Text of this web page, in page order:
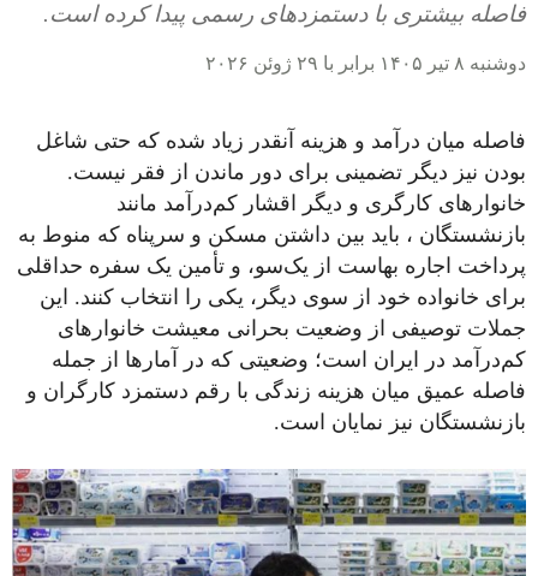
فاصله بیشتری با دستمزدهای رسمی پیدا کرده است.
دوشنبه ۸ تیر ۱۴۰۵ برابر با ۲۹ ژوئن ۲۰۲۶
فاصله میان درآمد و هزینه آنقدر زیاد شده که حتی شاغل
بودن نیز دیگر تضمینی برای دور ماندن از فقر نیست.
خانوارهای کارگری و دیگر اقشار کم‌درآمد مانند
بازنشستگان ، باید بین داشتن مسکن و سرپناه که منوط به
پرداخت اجاره بهاست از یک‌سو، و تأمین یک سفره حداقلی
برای خانواده خود از سوی دیگر، یکی را انتخاب کنند. این
جملات توصیفی از وضعیت بحرانی معیشت خانوارهای
کم‌درآمد در ایران است؛ وضعیتی که در آمارها از جمله
فاصله عمیق میان هزینه زندگی با رقم دستمزد کارگران و
بازنشستگان نیز نمایان است.